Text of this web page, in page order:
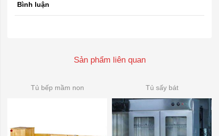
Bình luận
Sản phẩm liên quan
Tủ bếp mầm non Tủ sấy bát